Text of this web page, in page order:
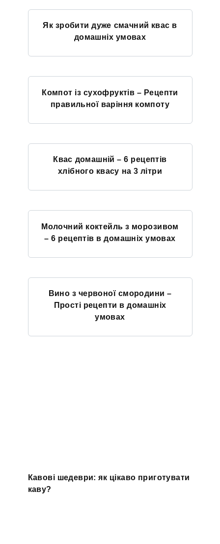
Як зробити дуже смачний квас в
домашніх умовах
Компот із сухофруктів – Рецепти
правильної варіння компоту
Квас домашній – 6 рецептів
хлібного квасу на 3 літри
Молочний коктейль з морозивом
– 6 рецептів в домашніх умовах
Вино з червоної смородини –
Прості рецепти в домашніх
умовах
Кавові шедеври: як цікаво приготувати
каву?